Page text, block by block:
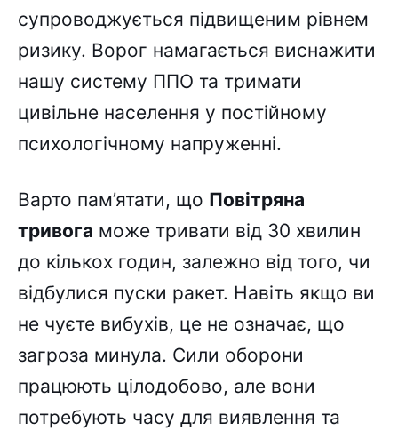
супроводжується підвищеним рівнем
ризику. Ворог намагається виснажити
нашу систему ППО та тримати
цивільне населення у постійному
психологічному напруженні.
Варто пам’ятати, що Повітряна
тривога може тривати від 30 хвилин
до кількох годин, залежно від того, чи
відбулися пуски ракет. Навіть якщо ви
не чуєте вибухів, це не означає, що
загроза минула. Сили оборони
працюють цілодобово, але вони
потребують часу для виявлення та